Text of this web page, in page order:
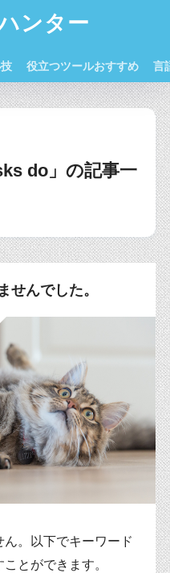
ンター
役立つツールおすすめ 言
do」の記事一
せんでした。
。以下でキーワード
とができます。